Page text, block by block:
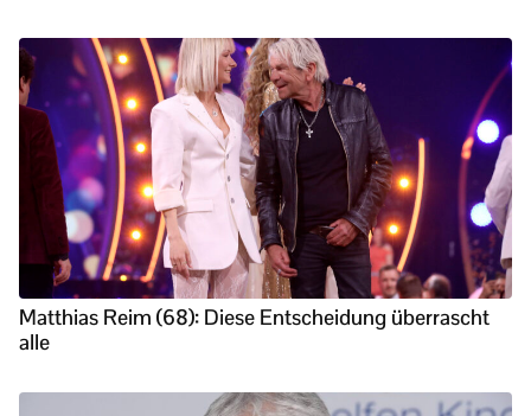
Matthias Reim (68): Diese Entscheidung überrascht
alle